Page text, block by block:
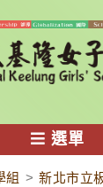
選單
組 > 新北市立